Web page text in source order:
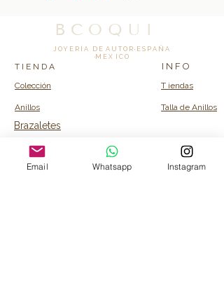
B C O Q U I
J O Y E R Í A D E A U T O R · E S P A Ñ A
·M E X I C O
T I E N D A I N F O
Colección T iendas
Anillos Talla de Anillos
Brazaletes
Collares
C O N T A C T O
Email Whatsapp Instagram